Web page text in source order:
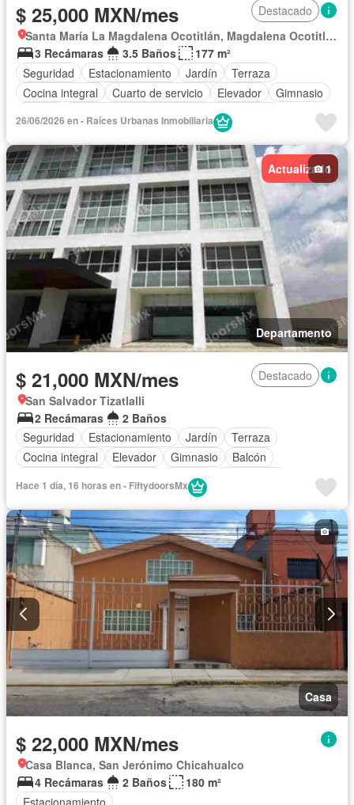
$ 25,000 MXN/mes
Destacado
Santa María La Magdalena Ocotitlán, Magdalena Ocotitlán
3 Recámaras
3.5 Baños
177 m²
Seguridad
Estacionamiento Jardín
Terraza
Cocina integral
Cuarto de servicio Elevador
Gimnasio
Acceso para personas con discapacidad
Internet
Agua
Cuarto de Limpieza Gas natural
Asador
Zonas verdes
Despacho Vista panorámica
26/06/2026 en - Raíces Urbanas Inmobiliaria
Actualizado
Departamento
1
$ 21,000 MXN/mes
Destacado
San Salvador Tizatlalli
2 Recámaras
2 Baños
Seguridad
Estacionamiento Jardín
Terraza
Cocina integral
Elevador Gimnasio
Balcón
Bodega
Zonas verdes
Recámara con closet
Caseta de vigilancia
Wifi
Permite mascotas
Permite niños
Hace 1 día, 16 horas en - FiftydoorsMx
Casa
$ 22,000 MXN/mes
Casa Blanca, San Jerónimo Chicahualco
4 Recámaras
2 Baños
180 m²
Estacionamiento